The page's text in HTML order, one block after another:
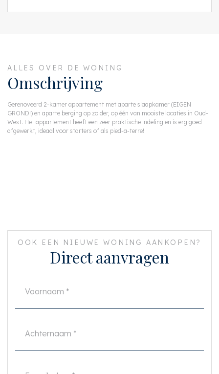
ALLES OVER DE WONING
Omschrijving
Gerenoveerd 2-kamer appartement met aparte slaapkamer (EIGEN
GROND!) en aparte berging op zolder, op één van mooiste locaties in Oud-
West. Het appartement heeft een zeer praktische indeling en is erg goed
afgewerkt, ideaal voor starters of als pied-a-terre!
OOK EEN NIEUWE WONING AANKOPEN?
Direct aanvragen